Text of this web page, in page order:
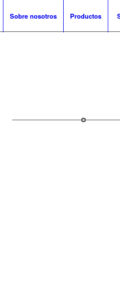
Sobre nosotros Productos